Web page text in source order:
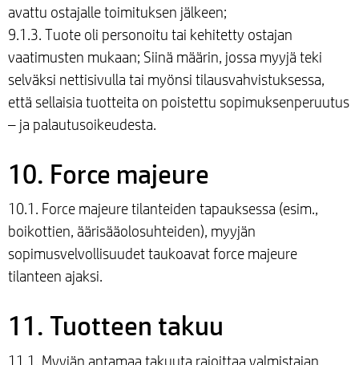
avattu ostajalle toimituksen jälkeen;
9.1.3. Tuote oli personoitu tai kehitetty ostajan
vaatimusten mukaan; Siinä määrin, jossa myyjä teki
selväksi nettisivulla tai myönsi tilausvahvistuksessa,
että sellaisia tuotteita on poistettu sopimuksenperuutus
– ja palautusoikeudesta.
10. Force majeure
10.1. Force majeure tilanteiden tapauksessa (esim.,
boikottien, äärisääolosuhteiden), myyjän
sopimusvelvollisuudet taukoavat force majeure
tilanteen ajaksi.
11. Tuotteen takuu
11.1. Myyjän antamaa takuuta rajoittaa valmistajan